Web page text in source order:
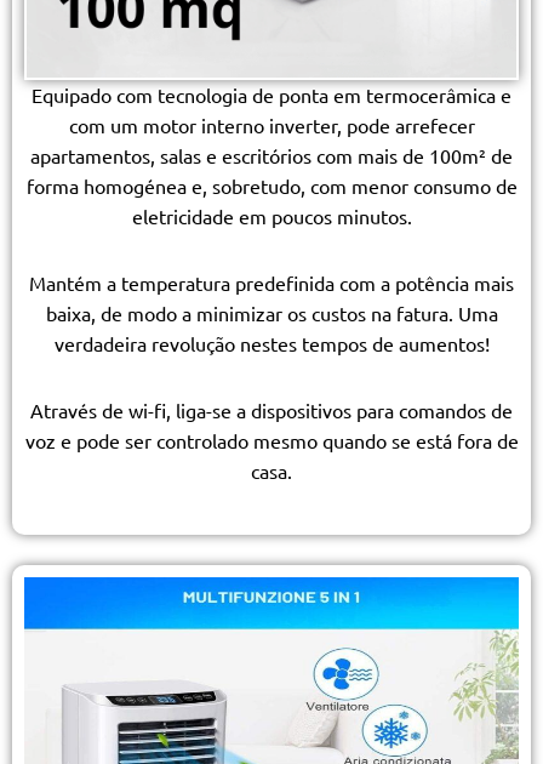
Equipado com tecnologia de ponta em termocerâmica e
com um motor interno inverter, pode arrefecer
apartamentos, salas e escritórios com mais de 100m² de
forma homogénea e, sobretudo, com menor consumo de
eletricidade em poucos minutos.
Mantém a temperatura predefinida com a potência mais
baixa, de modo a minimizar os custos na fatura. Uma
verdadeira revolução nestes tempos de aumentos!
Através de wi-fi, liga-se a dispositivos para comandos de
voz e pode ser controlado mesmo quando se está fora de
casa.